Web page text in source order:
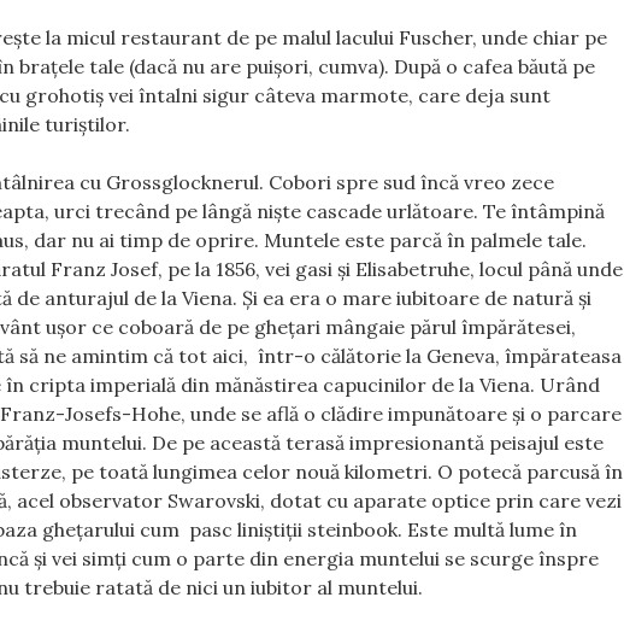
la micul restaurant de pe malul lacului Fuscher, unde chiar pe
tale (dacă nu are puişori, cumva). După o cafea băută pe
grohotiş vei întalni sigur câteva marmote, care deja sunt
turiştilor.
cu Grossglocknerul. Cobori spre sud încă vreo zece
urci trecând pe lângă nişte cascade urlătoare. Te întâmpină
dar nu ai timp de oprire. Muntele este parcă în palmele tale.
Franz Josef, pe la 1856, vei gasi şi Elisabetruhe, locul până unde
de anturajul de la Viena. Şi ea era o mare iubitoare de natură şi
uşor ce coboară de pe gheţari mângaie părul împărătesei,
să ne amintim că tot aici, într-o călătorie la Geneva, împărateasa
cripta imperială din mănăstirea capucinilor de la Viena. Urând
Josefs-Hohe, unde se află o clădire impunătoare şi o parcare
muntelui. De pe această terasă impresionantă peisajul este
pe toată lungimea celor nouă kilometri. O potecă parcusă în
acel observator Swarovski, dotat cu aparate optice prin care vezi
gheţarului cum pasc liniştiţii steinbook. Este multă lume în
şi vei simţi cum o parte din energia muntelui se scurge înspre
trebuie ratată de nici un iubitor al muntelui.